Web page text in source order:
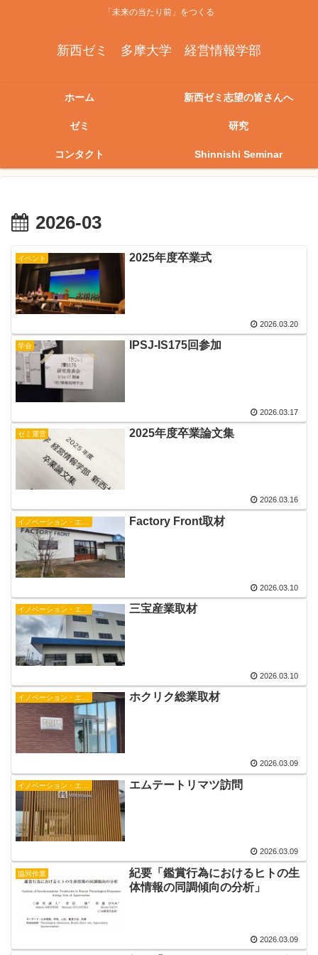
「未来の当たり前」をつくる
新西ゼミ 多摩大学 経営情報学部
ホーム 新西ゼミ志望の皆さんへ
ゼミ 研究
コンタクト Shinnishi Seminar
2026-03
イベント 2025年度卒業式
2026.03.20
学会 IPSJ-IS175回参加
2026.03.17
ゼミ運営 2025年度卒業論文集
2026.03.16
Factory Front取材
2026.03.10
イノベーション・エコシステム研究会 三宝産業取材
2026.03.10
ホクリク総業取材
2026.03.09
エムテートリマツ訪問
2026.03.09
協同作業
紀要「鑑賞行為におけるヒトの生
体情報の同調傾向の分析」
2026.03.09